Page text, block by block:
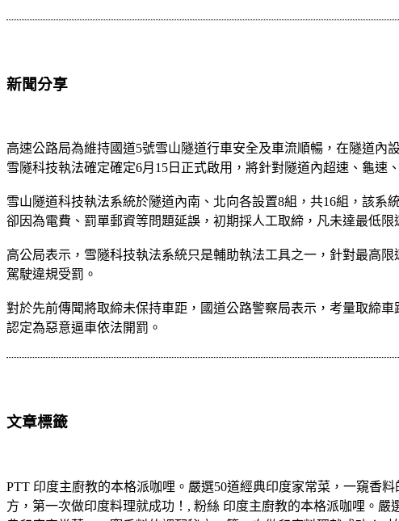
新聞分享
高速公路局為維持國道5號雪山隧道行車安全及車流順暢，在隧道內
雪隧科技執法確定確定6月15日正式啟用，將針對隧道內超速、龜速
雪山隧道科技執法系統於隧道內南、北向各設置8組，共16組，該系
卻因為電費、罰單郵資等問題延誤，初期採人工取締，凡未達最低
高公局表示，雪隧科技執法系統只是輔助執法工具之一，針對最高
駕駛違規受罰。
對於先前傳聞將取締未保持車距，國道公路警察局表示，考量取締
認定為惡意逼車依法開罰。
文章標籤
PTT 印度主廚教的本格派咖哩。嚴選50道經典印度家常菜，一窺香
方，第一次做印度料理就成功！, 粉絲 印度主廚教的本格派咖哩。